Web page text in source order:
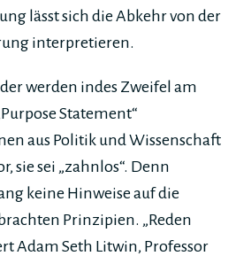
lässt sich die Abkehr von der
interpretieren.
werden indes Zweifel am
Statement“
aus Politik und Wissenschaft
sie sei „zahnlos“. Denn
keine Hinweise auf die
Prinzipien. „Reden
Adam Seth Litwin, Professor